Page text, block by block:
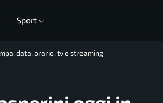
Sport
data, orario, tv e streaming